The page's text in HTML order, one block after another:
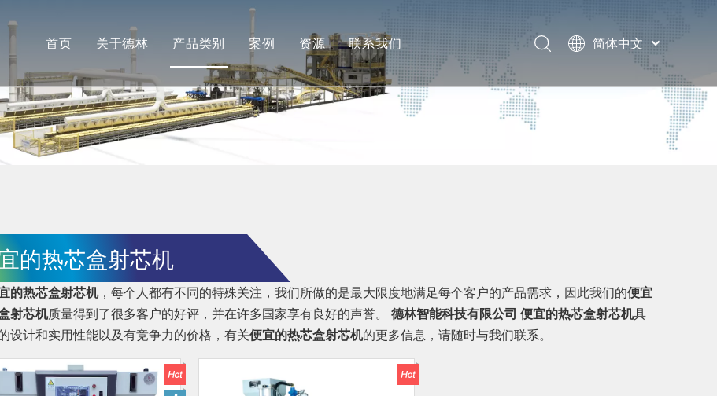
首页 关于德林
公司简介
合作伙伴
产品类别
德林
安肯（机加工）
案例 资源
最新消息
联系我们
简体中文
English
的热芯盒射芯机
的热芯盒射芯机，每个人都有不同的特殊关注，我们所做的是最大限度地满足每个客户的产品需求，因此我们的便宜
射芯机质量得到了很多客户的好评，并在许多国家享有良好的声誉。 德林智能科技有限公司 便宜的热芯盒射芯机具
设计和实用性能以及有竞争力的价格，有关便宜的热芯盒射芯机的更多信息，请随时与我们联系。